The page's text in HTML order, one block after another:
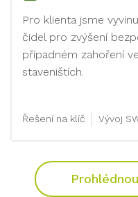
Pro klienta jsme
čidel pro zvýšení
případném zahoření
staveništích.
Řešení na klíč Vývoj